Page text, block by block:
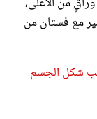
مع فستان من
شكل الجسم